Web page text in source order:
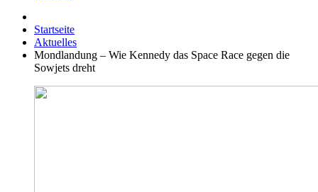
Startseite
Aktuelles
Mondlandung – Wie Kennedy das Space Race gegen die
Sowjets dreht